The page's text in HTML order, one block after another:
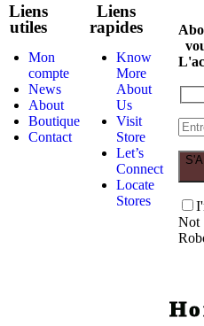
Liens
utiles
Mon
compte
News
About
Boutique
Contact
Liens
rapides
Know
More
About
Us
Visit
Store
Let’s
Connect
Locate
Stores
Not